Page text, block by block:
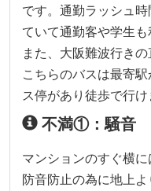
です。通勤ラッシュ
ていて通勤客や学生も
また、大阪難波行き
こちらのバスは最寄
ス停があり徒歩で行け
不満①：騒音
マンションのすぐ横
防音防止の為に地上よ